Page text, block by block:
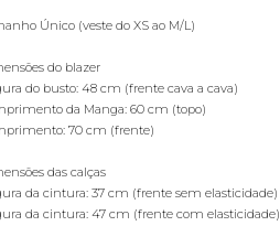
Único (veste do XS ao M/L)
do blazer
do busto: 48 cm (frente cava a cava)
da Manga: 60 cm (topo)
70 cm (frente)
das calças
da cintura: 37 cm (frente sem elasticidade)
da cintura: 47 cm (frente com elasticidade)